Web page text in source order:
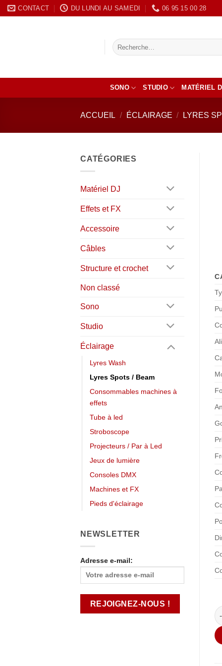
Passer
au
CONTACT DU LUNDI AU SAMEDI ‭06 95 15 00 28
Recherche
pour :
SONO STUDIO MATÉRIEL
ACCUEIL / ÉCLAIRAGE / LYRES
CATÉGORIES
Matériel DJ
Effets et FX
Accessoire
Câbles
Structure et crochet
Non classé
Sono
Studio
Éclairage
Lyres Wash
Lyres Spots / Beam
Consommables machines à
effets
Tube à led
Stroboscope
Projecteurs / Par à Led
Jeux de lumière
Consoles DMX
Machines et FX
Pieds d'éclairage
NEWSLETTER
Adresse e-mail: